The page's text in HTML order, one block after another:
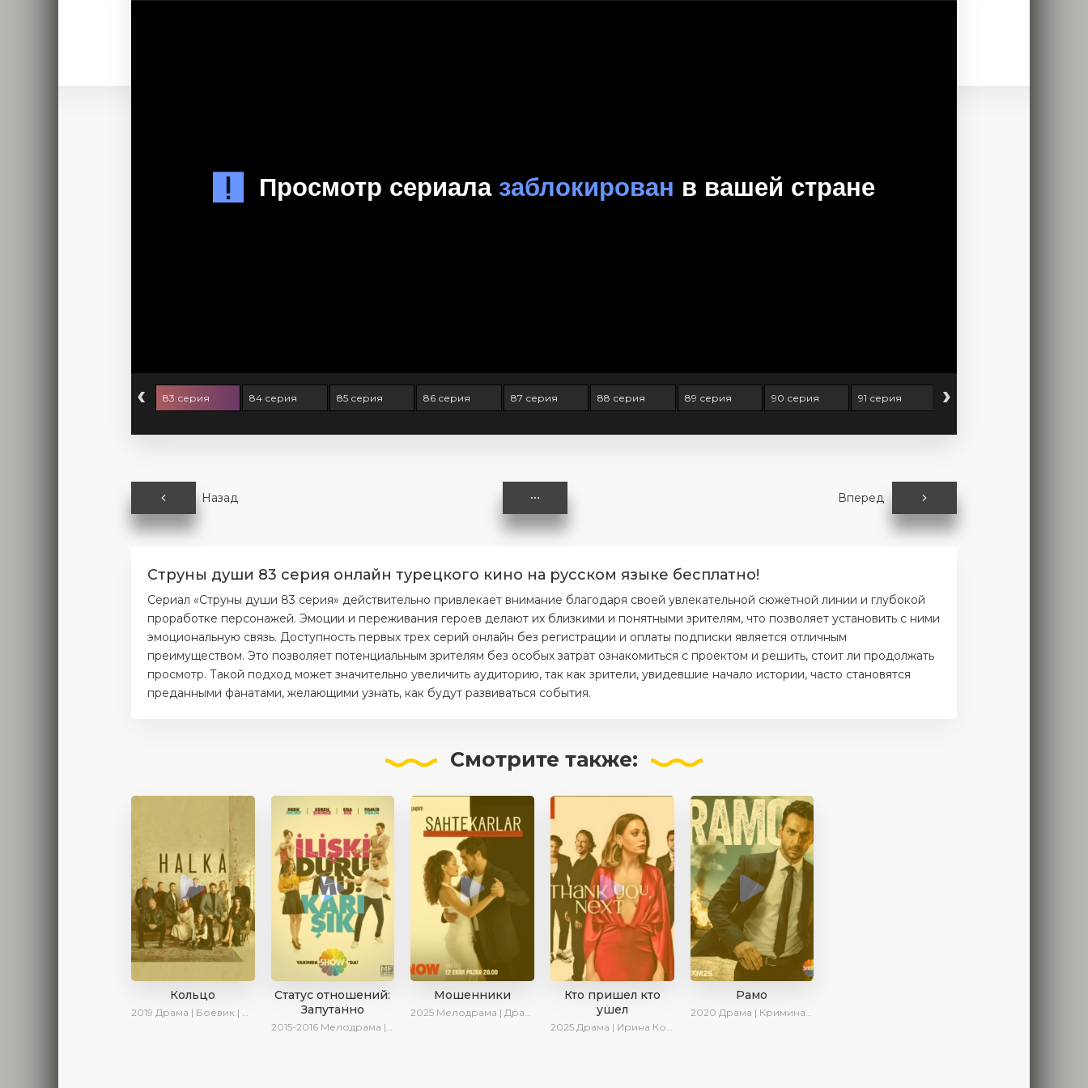
‹ 83 серия 84 серия 85 серия 86 серия 87 серия 88 серия 89 серия 90 серия 91 серия 92 серия
›
Назад Вперед
Струны души 83 серия онлайн турецкого кино на русском языке бесплатно!
Сериал «Струны души 83 серия» действительно привлекает внимание благодаря своей увлекательной сюжетной линии и глубокой
проработке персонажей. Эмоции и переживания героев делают их близкими и понятными зрителям, что позволяет установить с ними
эмоциональную связь. Доступность первых трех серий онлайн без регистрации и оплаты подписки является отличным
преимуществом. Это позволяет потенциальным зрителям без особых затрат ознакомиться с проектом и решить, стоит ли продолжать
просмотр. Такой подход может значительно увеличить аудиторию, так как зрители, увидевшие начало истории, часто становятся
преданными фанатами, желающими узнать, как будут развиваться события.
Смотрите также:
Кольцо
2019 Драма | Боевик | Криминал
Статус отношений:
Запутанно
2015-2016 Мелодрама | Комедия
Мошенники
2025 Мелодрама | Драма | Ирина Котова | AlisaDirilis | Новинки | Сериалы 2025
Кто пришел кто
ушел
2025 Драма | Ирина Котова | Новинки | Сериалы 2025
Рамо
2020 Драма | Криминал | SesDizi | Ирина Котова